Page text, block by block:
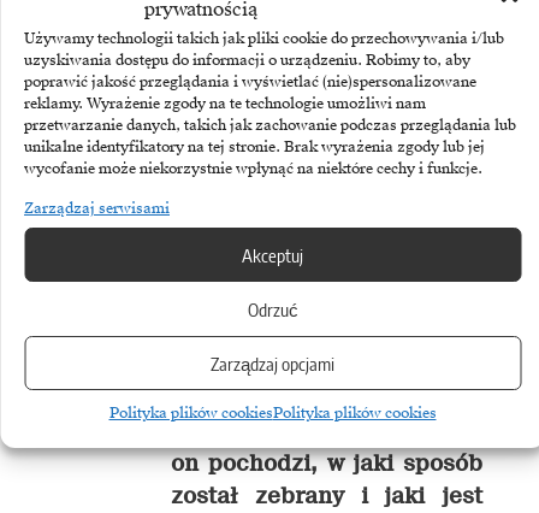
prywatnością
Używamy technologii takich jak pliki cookie do przechowywania i/lub
uzyskiwania dostępu do informacji o urządzeniu. Robimy to, aby
poprawić jakość przeglądania i wyświetlać (nie)spersonalizowane
reklamy. Wyrażenie zgody na te technologie umożliwi nam
przetwarzanie danych, takich jak zachowanie podczas przeglądania lub
unikalne identyfikatory na tej stronie. Brak wyrażenia zgody lub jej
wycofanie może niekorzystnie wpłynąć na niektóre cechy i funkcje.
Zarządzaj serwisami
Akceptuj
Odrzuć
Zarządzaj opcjami
Polityka plików cookiesPolityka plików cookies
najwyższej jakości.
Honey Revolution pozwoli
na paszportyzację miodu.
Będziemy więc mieć kod
miodu wyprodukowanego
przez daną firmę. Będziemy
mogli zeskanować ten kod
QR i on przeniesie nas
do strony ze wszystkimi
informacjami o danym
miodzie – skąd
on pochodzi, w jaki sposób
został zebrany i jaki jest